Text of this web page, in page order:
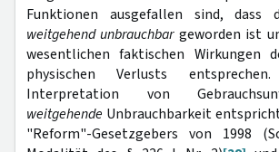
Funktionen ausgefallen sind, dass
weitgehend unbrauchbargeworden ist
wesentlichen faktischen Wirkungen
physischen Verlusts
Interpretation von
weitgehende Unbrauchbarkeit
"Reform"-Gesetzgebers von 1998